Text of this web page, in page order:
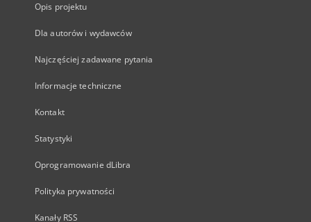
Opis projektu
Dla autorów i wydawców
Najczęściej zadawane pytania
Informacje techniczne
Kontakt
Statystyki
Oprogramowanie dLibra
Polityka prywatności
Kanały RSS